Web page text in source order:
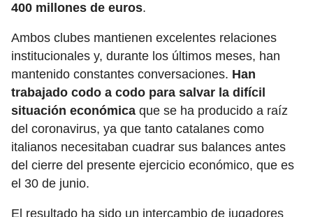
400 millones de euros.
Ambos clubes mantienen excelentes relaciones
institucionales y, durante los últimos meses, han
mantenido constantes conversaciones. Han
trabajado codo a codo para salvar la difícil
situación económica que se ha producido a raíz
del coronavirus, ya que tanto catalanes como
italianos necesitaban cuadrar sus balances antes
del cierre del presente ejercicio económico, que es
el 30 de junio.
El resultado ha sido un intercambio de jugadores